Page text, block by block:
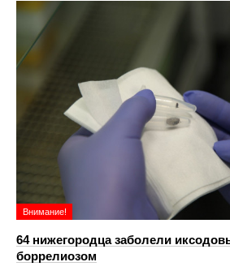
Внимание!
64 нижегородца заболели
боррелиозом